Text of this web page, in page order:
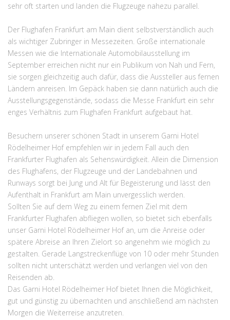
sehr oft starten und landen die Flugzeuge nahezu parallel.
Der Flughafen Frankfurt am Main dient selbstverständlich auch
als wichtiger Zubringer in Messezeiten. Große internationale
Messen wie die Internationale Automobilausstellung im
September erreichen nicht nur ein Publikum von Nah und Fern,
sie sorgen gleichzeitig auch dafür, dass die Aussteller aus fernen
Ländern anreisen. Im Gepäck haben sie dann natürlich auch die
Ausstellungsgegenstände, sodass die Messe Frankfurt ein sehr
enges Verhältnis zum Flughafen Frankfurt aufgebaut hat.
Besuchern unserer schönen Stadt in unserem Garni Hotel
Rödelheimer Hof empfehlen wir in jedem Fall auch den
Frankfurter Flughafen als Sehenswürdigkeit. Allein die Dimension
des Flughafens, der Flugzeuge und der Landebahnen und
Runways sorgt bei Jung und Alt für Begeisterung und lässt den
Aufenthalt in Frankfurt am Main unvergesslich werden.
Sollten Sie auf dem Weg zu einem fernen Ziel mit dem
Frankfurter Flughafen abfliegen wollen, so bietet sich ebenfalls
unser Garni Hotel Rödelheimer Hof an, um die Anreise oder
spätere Abreise an Ihren Zielort so angenehm wie möglich zu
gestalten. Gerade Langstreckenflüge von 10 oder mehr Stunden
sollten nicht unterschätzt werden und verlangen viel von den
Reisenden ab.
Das Garni Hotel Rödelheimer Hof bietet Ihnen die Möglichkeit,
gut und günstig zu übernachten und anschließend am nächsten
Morgen die Weiterreise anzutreten.